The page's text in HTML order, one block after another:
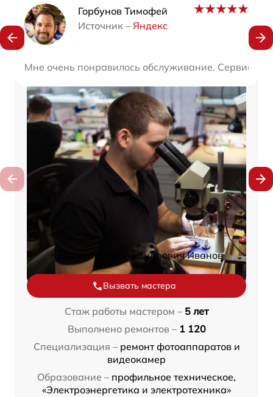
Горбунов Тимофей
Источник – Яндекс
Мне очень понравилось обслуживание. Сервис
Наши мастера
Константин Александрович Иванов
Вызвать мастера
Стаж работы мастером – 5 лет
Выполнено ремонтов – 1 120
Специализация – ремонт фотоаппаратов и
видеокамер
Образование – профильное техническое,
«Электроэнергетика и электротехника»